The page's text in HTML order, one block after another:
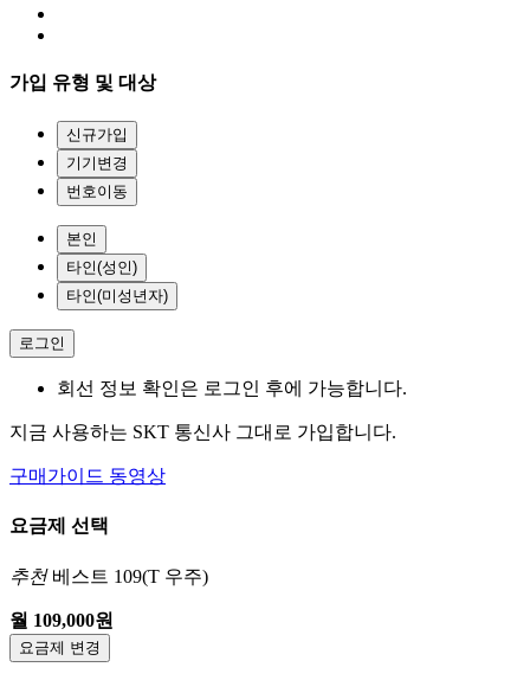
가입 유형 및 대상
신규가입
기기변경
번호이동
본인
타인(성인)
타인(미성년자)
로그인
회선 정보 확인은 로그인 후에 가능합니다.
지금 사용하는 SKT 통신사 그대로 가입합니다.
구매가이드 동영상
요금제 선택
추천 베스트 109(T 우주)
월 109,000원
요금제 변경